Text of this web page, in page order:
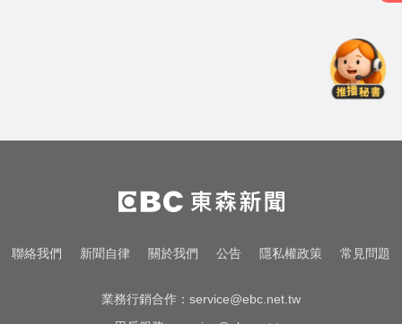
最大建築」 亮點一次看
愛玩車／北極星新車 275匹馬力媲
美性能房車
中颱白海豚暴風圈逼近！7地區達停
聯絡我們 新聞自律 關於我們 公告 隱私權政策 常見問題
業務行銷合作： service@ebc.net.tw